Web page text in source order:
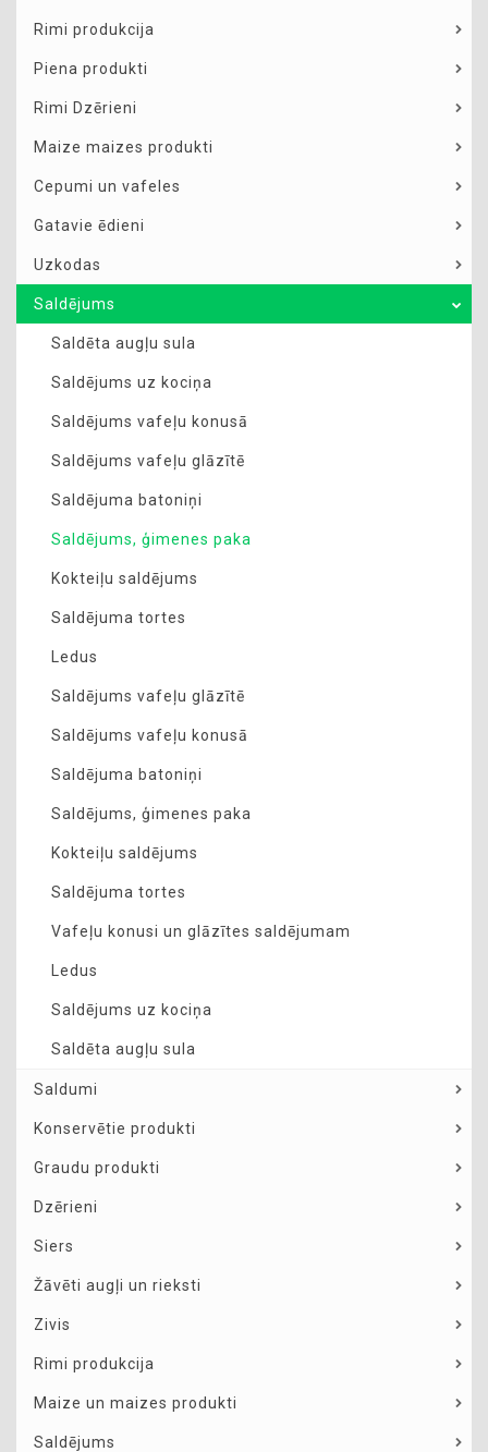
Rimi produkcija
Piena produkti
Rimi Dzērieni
Maize maizes produkti
Cepumi un vafeles
Gatavie ēdieni
Uzkodas
Saldējums
Saldēta augļu sula
Saldējums uz kociņa
Saldējums vafeļu konusā
Saldējums vafeļu glāzītē
Saldējuma batoniņi
Saldējums, ģimenes paka
Kokteiļu saldējums
Saldējuma tortes
Ledus
Saldējums vafeļu glāzītē
Saldējums vafeļu konusā
Saldējuma batoniņi
Saldējums, ģimenes paka
Kokteiļu saldējums
Saldējuma tortes
Vafeļu konusi un glāzītes saldējumam
Ledus
Saldējums uz kociņa
Saldēta augļu sula
Saldumi
Konservētie produkti
Graudu produkti
Dzērieni
Siers
Žāvēti augļi un rieksti
Zivis
Rimi produkcija
Maize un maizes produkti
Saldējums